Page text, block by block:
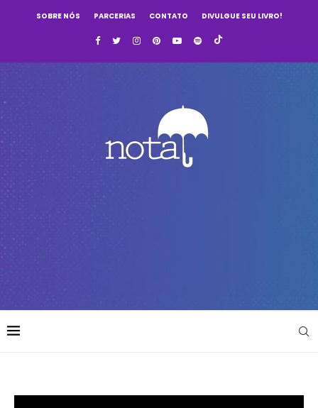
SOBRE NÓS PARCERIAS CONTATO DIVULGUE SEU LIVRO!